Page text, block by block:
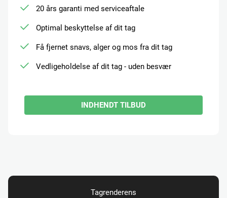
20 års garanti med serviceaftale
Optimal beskyttelse af dit tag
Få fjernet snavs, alger og mos fra dit tag
Vedligeholdelse af dit tag - uden besvær
INDHENDT TILBUD
Tagrenderens